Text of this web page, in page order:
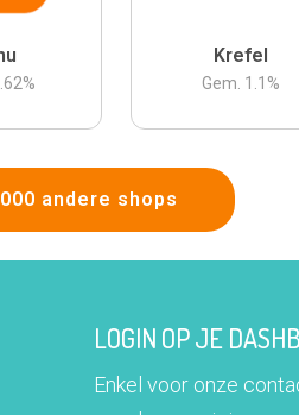
%
Krefel
Gem. 1.1 %
andere shops
LOGIN OP JE
Enkel voor onze